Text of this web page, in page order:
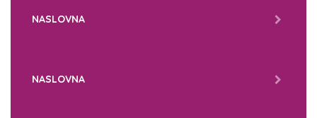
NASLOVNA
NASLOVNA